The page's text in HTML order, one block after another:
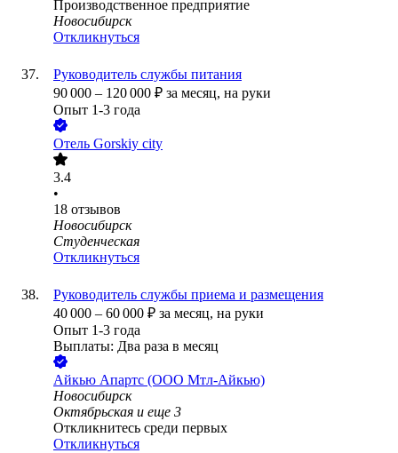
Производственное предприятие
Новосибирск
Откликнуться
Руководитель службы питания
90 000 – 120 000 ₽ за месяц, на руки
Опыт 1-3 года
Отель Gorskiy city
3.4
•
18 отзывов
Новосибирск
Студенческая
Откликнуться
Руководитель службы приема и размещения
40 000 – 60 000 ₽ за месяц, на руки
Опыт 1-3 года
Выплаты: Два раза в месяц
Айкью Апартс (ООО Мтл-Айкью)
Новосибирск
Октябрьская и еще 3
Откликнитесь среди первых
Откликнуться